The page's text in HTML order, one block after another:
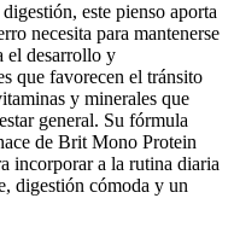
este pienso aporta
necesita para mantenerse
el desarrollo y
que favorecen el tránsito
y minerales que
general. Su fórmula
de Brit Mono Protein
incorporar a la rutina diaria
digestión cómoda y un